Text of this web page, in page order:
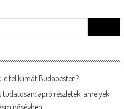
for:
fel klímát Budapesten?
apró részletek, amelyek